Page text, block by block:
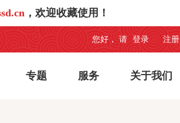
，欢迎收藏使用！
您好， 请 登录 注册
专题 服务 关于我们